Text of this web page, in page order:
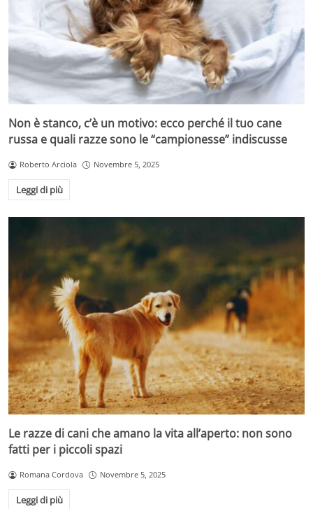
Non è stanco, c’è un motivo: ecco perché il tuo cane
russa e quali razze sono le “campionesse” indiscusse
Roberto Arciola Novembre 5, 2025
Leggi di più
Le razze di cani che amano la vita all’aperto: non sono
fatti per i piccoli spazi
Romana Cordova Novembre 5, 2025
Leggi di più